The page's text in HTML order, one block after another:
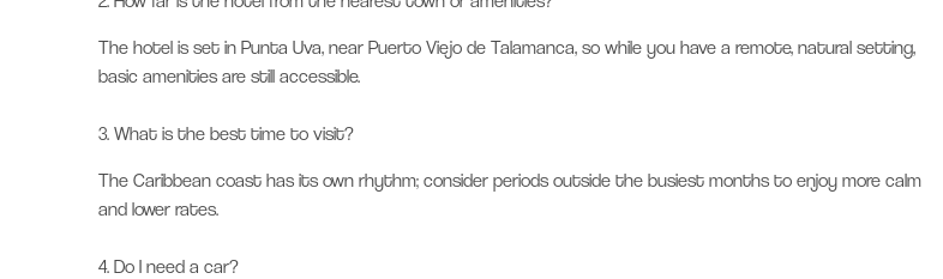
The hotel is set in Punta Uva, near Puerto Viejo de Talamanca, so while you have a remote, natural setting,
basic amenities are still accessible.
3. What is the best time to visit?
The Caribbean coast has its own rhythm; consider periods outside the busiest months to enjoy more calm
and lower rates.
4. Do I need a car?